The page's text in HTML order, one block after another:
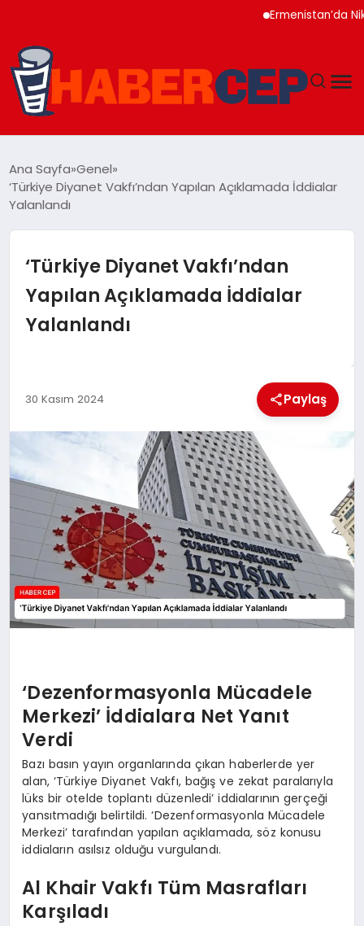
Ermenistan’da Nikol
GÜNDEM
SOSYAL MEDYA
Ana Sayfa Genel
‘Türkiye Diyanet Vakfı’ndan Yapılan Açıklamada İddialar
Yalanlandı
‘Türkiye Diyanet Vakfı’ndan
Yapılan Açıklamada İddialar
Yalanlandı
30 Kasım 2024 Paylaş
‘Dezenformasyonla Mücadele
Merkezi’ İddialara Net Yanıt
Verdi
Bazı basın yayın organlarında çıkan haberlerde yer
alan, ‘Türkiye Diyanet Vakfı, bağış ve zekat paralarıyla
lüks bir otelde toplantı düzenledi’ iddialarının gerçeği
yansıtmadığı belirtildi. ‘Dezenformasyonla Mücadele
Merkezi’ tarafından yapılan açıklamada, söz konusu
iddiaların asılsız olduğu vurgulandı.
Al Khair Vakfı Tüm Masrafları
Karşıladı